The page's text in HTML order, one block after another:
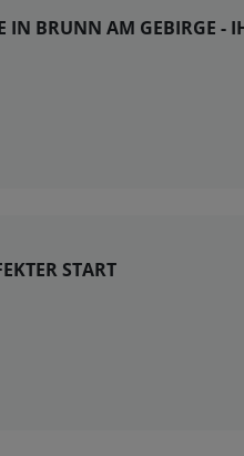
IN BRUNN AM GEBIRGE -
START